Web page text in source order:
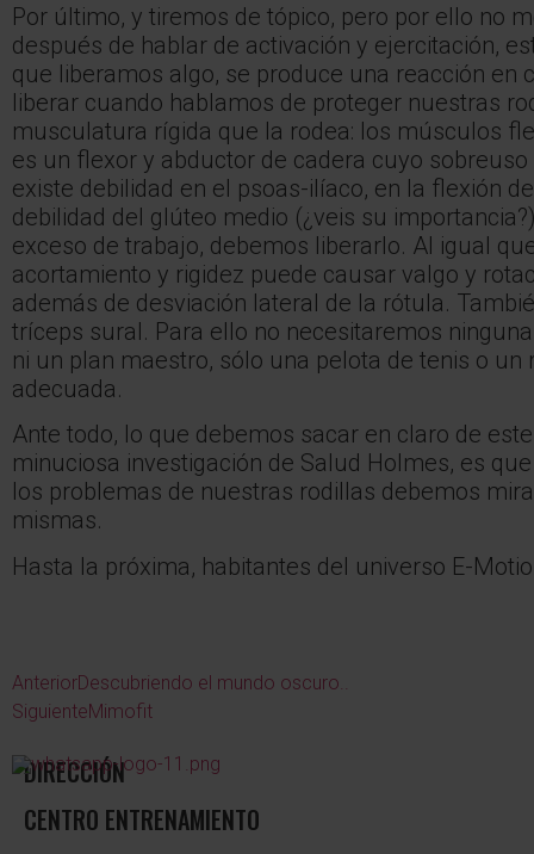
Por último, y tiremos de tópico, pero por ello no
después de hablar de activación y ejercitación,
que liberamos algo, se produce una reacción en
liberar cuando hablamos de proteger nuestras
musculatura rígida que la rodea: los músculos
es un flexor y abductor de cadera cuyo
existe debilidad en el psoas-ilíaco, en la flexión
debilidad del glúteo medio (¿veis su
exceso de trabajo, debemos liberarlo. Al igual
acortamiento y rigidez puede causar valgo y
además de desviación lateral de la rótula.
tríceps sural. Para ello no necesitaremos
ni un plan maestro, sólo una pelota de tenis o un
adecuada.
Ante todo, lo que debemos sacar en claro de
minuciosa investigación de Salud Holmes, es
los problemas de nuestras rodillas debemos
mismas.
Hasta la próxima, habitantes del universo E-
AnteriorDescubriendo el mundo oscuro..
SiguienteMimofit
DIRECCIÓN
CENTRO ENTRENAMIENTO